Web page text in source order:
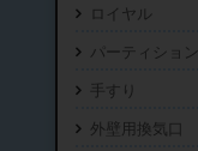
ロイヤル
パーティション
手すり
外壁用換気口